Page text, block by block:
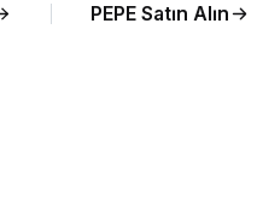
PEPE Satın Alın